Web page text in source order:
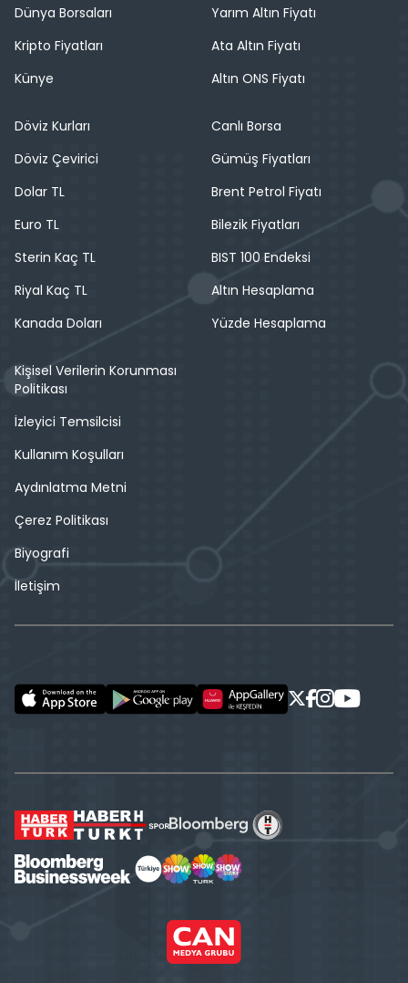
Dünya Borsaları
Kripto Fiyatları
Künye
Yarım Altın Fiyatı
Ata Altın Fiyatı
Altın ONS Fiyatı
Döviz Kurları
Döviz Çevirici
Dolar TL
Euro TL
Sterin Kaç TL
Riyal Kaç TL
Kanada Doları
Canlı Borsa
Gümüş Fiyatları
Brent Petrol Fiyatı
Bilezik Fiyatları
BIST 100 Endeksi
Altın Hesaplama
Yüzde Hesaplama
Kişisel Verilerin Korunması
Politikası
İzleyici Temsilcisi
Kullanım Koşulları
Aydınlatma Metni
Çerez Politikası
Biyografi
İletişim